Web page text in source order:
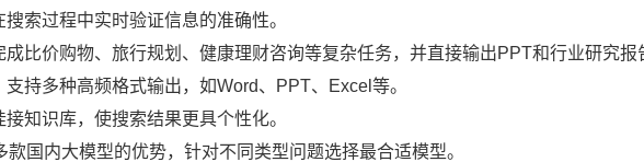
搜索过程中实时验证信息的准确性。
成比价购物、旅行规划、健康理财咨询等复杂任务，并直接输出PPT和行业研究报
支持多种高频格式输出，如Word、PPT、Excel等。
接知识库，使搜索结果更具个性化。
款国内大模型的优势，针对不同类型问题选择最合适模型。